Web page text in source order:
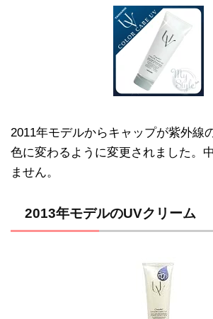
2011年モデルからキャップが紫外線
色に変わるように変更されました。
ません。
2013年モデルのUVクリーム